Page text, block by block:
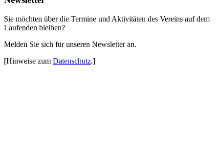
Sie möchten über die Termine und Aktivitäten des Vereins auf dem
Laufenden bleiben?
Melden Sie sich für unseren Newsletter an.
[Hinweise zum Datenschutz.]